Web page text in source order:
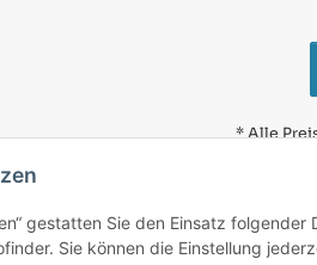
* Alle
gestatten Sie den Einsatz
Sie können die Einstellung